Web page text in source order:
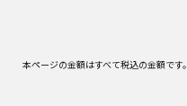
本ページの金額はすべて税込の金額です。